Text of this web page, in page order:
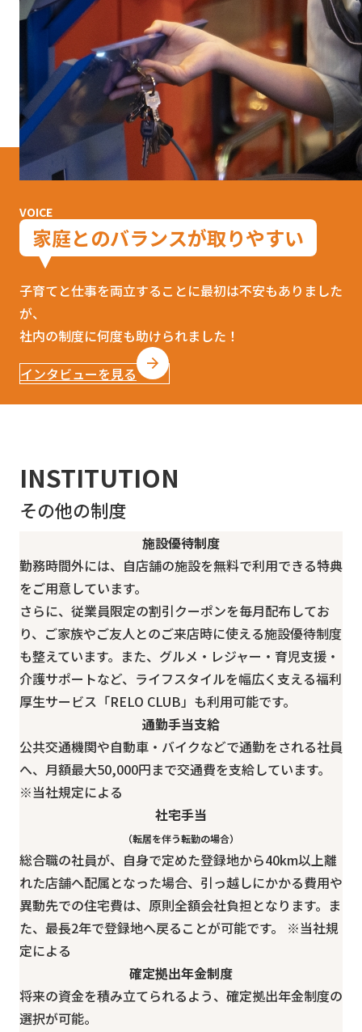
VOICE
家庭とのバランスが取りやすい
子育てと仕事を両立することに最初は不安もありました
が、
社内の制度に何度も助けられました！
インタビューを見る
INSTITUTION
その他の制度
施設優待制度
勤務時間外には、自店舗の施設を無料で利用できる特典
をご用意しています。
さらに、従業員限定の割引クーポンを毎月配布してお
り、ご家族やご友人とのご来店時に使える施設優待制度
も整えています。また、グルメ・レジャー・育児支援・
介護サポートなど、ライフスタイルを幅広く支える福利
厚生サービス「RELO CLUB」も利用可能です。
通勤手当支給
公共交通機関や自動車・バイクなどで通勤をされる社員
へ、 月額最大50,000円まで交通費を支給しています。
※当社規定による
社宅手当
（転居を伴う転勤の場合）
総合職の社員が、自身で定めた登録地から40km以上離
れた店舗へ配属となった場合、引っ越しにかかる費用や
異動先での住宅費は、 原則全額会社負担 となります。ま
た、 最長2年で登録地へ戻ることが可能です。 ※当社規
定による
確定拠出年金制度
将来の資金を積み立てられるよう、確定拠出年金制度の
選択が可能。